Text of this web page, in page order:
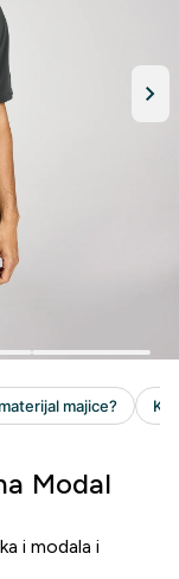
Modal
i modala i